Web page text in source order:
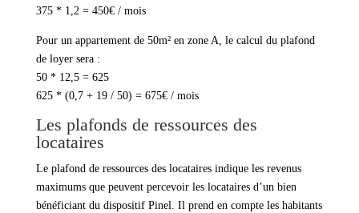
375 * 1,2 = 450€ / mois
Pour un appartement de 50m² en zone A, le calcul du plafond
de loyer sera :
50 * 12,5 = 625
625 * (0,7 + 19 / 50) = 675€ / mois
Les plafonds de ressources des
locataires
Le plafond de ressources des locataires indique les revenus
maximums que peuvent percevoir les locataires d’un bien
bénéficiant du dispositif Pinel. Il prend en compte les habitants